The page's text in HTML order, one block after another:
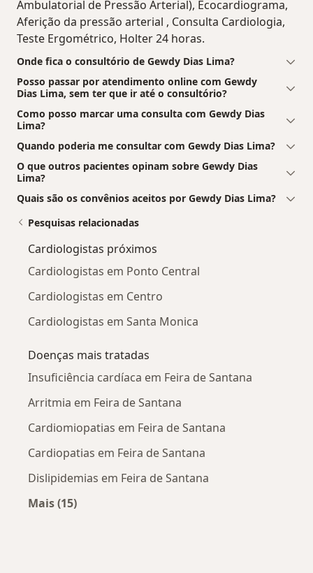
Ambulatorial de Pressão Arterial), Ecocardiograma,
Aferição da pressão arterial , Consulta Cardiologia,
Teste Ergométrico, Holter 24 horas.
Onde fica o consultório de Gewdy Dias Lima?
Posso passar por atendimento online com Gewdy
Dias Lima, sem ter que ir até o consultório?
Como posso marcar uma consulta com Gewdy Dias
Lima?
Quando poderia me consultar com Gewdy Dias Lima?
O que outros pacientes opinam sobre Gewdy Dias
Lima?
Quais são os convênios aceitos por Gewdy Dias Lima?
Pesquisas relacionadas
Cardiologistas próximos
Cardiologistas em Ponto Central
Cardiologistas em Centro
Cardiologistas em Santa Monica
Doenças mais tratadas
Insuficiência cardíaca em Feira de Santana
Arritmia em Feira de Santana
Cardiomiopatias em Feira de Santana
Cardiopatias em Feira de Santana
Dislipidemias em Feira de Santana
Mais (15)